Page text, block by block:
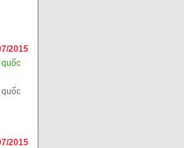
2015
quốc
quốc
2015